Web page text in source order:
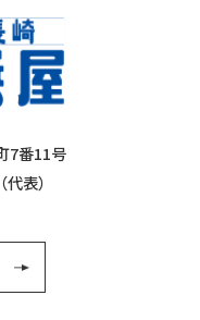
7番11号
表）